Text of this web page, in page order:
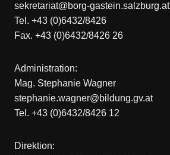
sekretariat@borg-gastein.salzburg.at
Tel. +43 (0)6432/8426
Fax. +43 (0)6432/8426 26
Administration:
Mag. Stephanie Wagner
stephanie.wagner@bildung.gv.at
Tel. +43 (0)6432/8426 12
Direktion: